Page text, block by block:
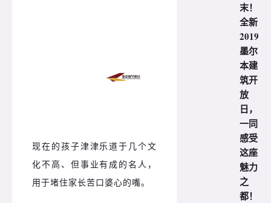
现在的孩子津津乐道于几个文
化不高、但事业有成的名人，
用于堵住家长苦口婆心的嘴。
末！
全新
2019
墨尔
本建
筑开
放
日，
一同
感受
这座
魅力
之
都！